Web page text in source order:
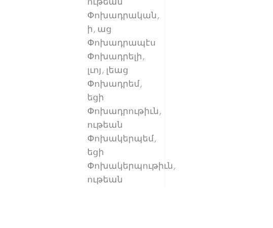
Փոխադրական,
ի, աց
Փոխադրապէս
Փոխադրելի,
լւոյ, լեաց
Փոխադրեմ,
եցի
Փոխադրութիւն,
ութեան
Փոխակերպեմ,
եցի
Փոխակերպութիւն,
ութեան